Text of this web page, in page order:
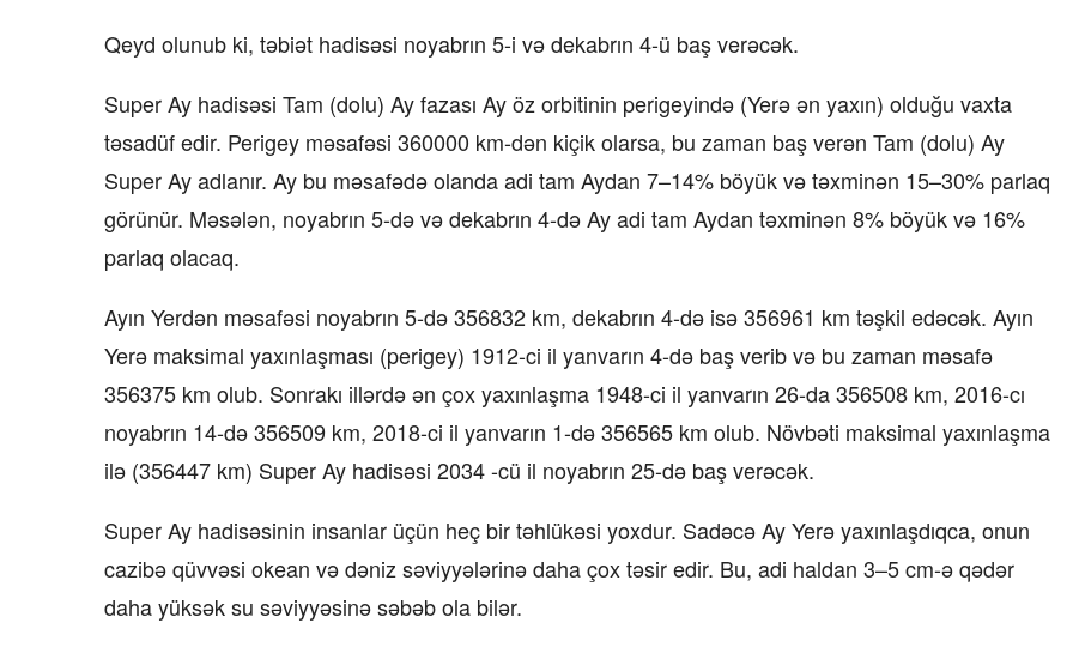
Qeyd olunub ki, təbiət hadisəsi noyabrın 5-i və dekabrın 4-ü baş verəcək.
Super Ay hadisəsi Tam (dolu) Ay fazası Ay öz orbitinin perigeyində (Yerə ən yaxın) olduğu vaxta
təsadüf edir. Perigey məsafəsi 360000 km-dən kiçik olarsa, bu zaman baş verən Tam (dolu) Ay
Super Ay adlanır. Ay bu məsafədə olanda adi tam Aydan 7–14% böyük və təxminən 15–30% parlaq
görünür. Məsələn, noyabrın 5-də və dekabrın 4-də Ay adi tam Aydan təxminən 8% böyük və 16%
parlaq olacaq.
Ayın Yerdən məsafəsi noyabrın 5-də 356832 km, dekabrın 4-də isə 356961 km təşkil edəcək. Ayın
Yerə maksimal yaxınlaşması (perigey) 1912-ci il yanvarın 4-də baş verib və bu zaman məsafə
356375 km olub. Sonrakı illərdə ən çox yaxınlaşma 1948-ci il yanvarın 26-da 356508 km, 2016-cı
noyabrın 14-də 356509 km, 2018-ci il yanvarın 1-də 356565 km olub. Növbəti maksimal yaxınlaşma
ilə (356447 km) Super Ay hadisəsi 2034 -cü il noyabrın 25-də baş verəcək.
Super Ay hadisəsinin insanlar üçün heç bir təhlükəsi yoxdur. Sadəcə Ay Yerə yaxınlaşdıqca, onun
cazibə qüvvəsi okean və dəniz səviyyələrinə daha çox təsir edir. Bu, adi haldan 3–5 cm-ə qədər
daha yüksək su səviyyəsinə səbəb ola bilər.